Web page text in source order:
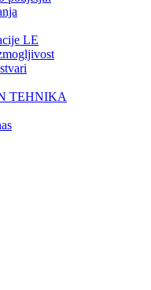
LE
TEHNIKA